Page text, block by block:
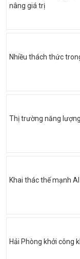
nâng giá trị
Nhiều thách thức
Thị trường năng
Khai thác thế mạnh
Hải Phòng khởi công